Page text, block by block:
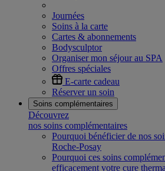
Journées
Soins à la carte
Cartes & abonnements
Bodysculptor
Organiser mon séjour au SPA
Offres spéciales
E-carte cadeau
Réserver un soin
Soins complémentaires
Découvrez
nos soins complémentaires
Pourquoi bénéficier de nos
Roche-Posay
Pourquoi ces soins
efficacement votre cure